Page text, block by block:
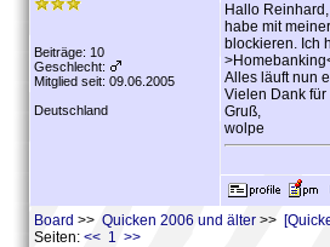
Beiträge: 10
Geschlecht:
Mitglied seit: 09.06.2005
Deutschland
Hallo Reinhard,
habe mit
blockieren. Ich
Alles läuft nun
Vielen Dank
Gruß,
wolpe
Board >> Quicken 2006 und älter >>
Seiten: << 1 >>